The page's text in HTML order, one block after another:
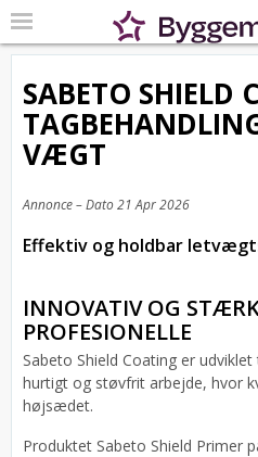
SABETO SHIELD
VÆGT
Annonce – Dato21 Apr 2026
Effektiv og holdbar
INNOVATIV OG
PROFESIONELLE
Sabeto Shield Coating er
hurtigt og støvfrit arbejde, hvor
højsædet.
Produktet Sabeto Shield Primer